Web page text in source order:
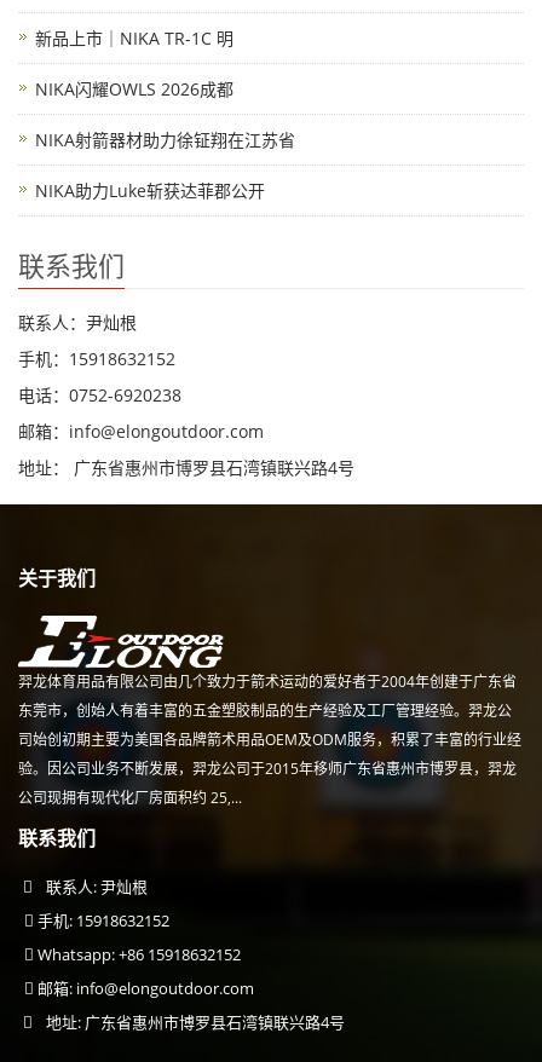
新品上市｜NIKA TR-1C 明
NIKA闪耀OWLS 2026成都
NIKA射箭器材助力徐钲翔在江苏省
NIKA助力Luke斩获达菲郡公开
联系我们
联系人：尹灿根
手机：15918632152
电话：0752-6920238
邮箱： info@elongoutdoor.com
地址： 广东省惠州市博罗县石湾镇联兴路4号
关于我们
羿龙体育用品有限公司由几个致力于箭术运动的爱好者于2004年创建于广东省
东莞市，创始人有着丰富的五金塑胶制品的生产经验及工厂管理经验。羿龙公
司始创初期主要为美国各品牌箭术用品OEM及ODM服务，积累了丰富的行业经
验。因公司业务不断发展，羿龙公司于2015年移师广东省惠州市博罗县，羿龙
公司现拥有现代化厂房面积约 25,...
联系我们
联系人: 尹灿根
手机: 15918632152
Whatsapp: +86 15918632152
邮箱: info@elongoutdoor.com
地址: 广东省惠州市博罗县石湾镇联兴路4号